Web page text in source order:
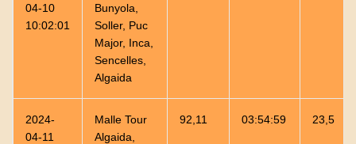
04-10
10:02:01
Bunyola,
Soller, Puc
Major, Inca,
Sencelles,
Algaida
2024-
04-11
Malle Tour
Algaida,
92,11 03:54:59 23,5